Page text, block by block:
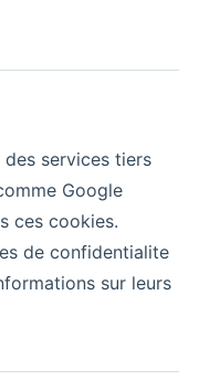
services tiers
Google
ces cookies.
de confidentialite
sur leurs